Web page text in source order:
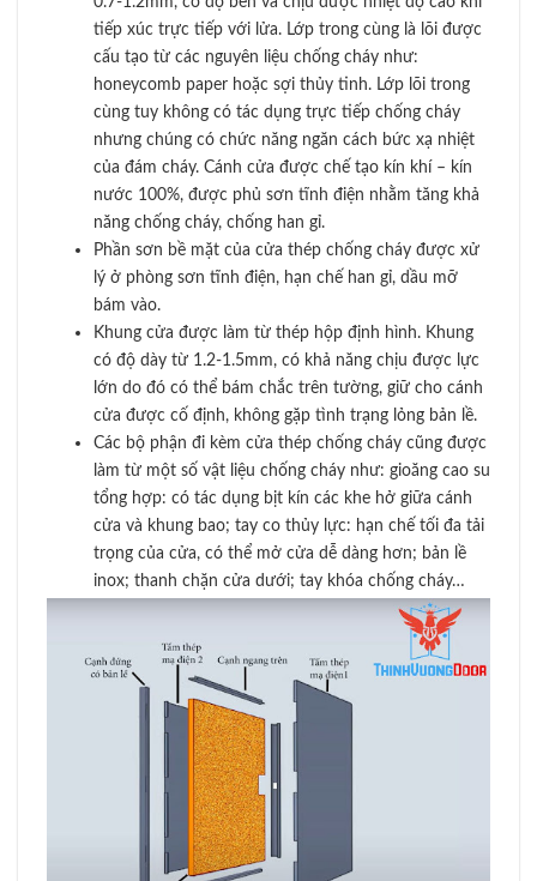
tiếp xúc trực tiếp với lửa. Lớp trong cùng là lõi được
cấu tạo từ các nguyên liệu chống cháy như:
honeycomb paper hoặc sợi thủy tinh. Lớp lõi trong
cùng tuy không có tác dụng trực tiếp chống cháy
nhưng chúng có chức năng ngăn cách bức xạ nhiệt
của đám cháy. Cánh cửa được chế tạo kín khí – kín
nước 100%, được phủ sơn tĩnh điện nhằm tăng khả
năng chống cháy, chống han gỉ.
Phần sơn bề mặt của cửa thép chống cháy được xử
lý ở phòng sơn tĩnh điện, hạn chế han gỉ, dầu mỡ
bám vào.
Khung cửa được làm từ thép hộp định hình. Khung
có độ dày từ 1.2-1.5mm, có khả năng chịu được lực
lớn do đó có thể bám chắc trên tường, giữ cho cánh
cửa được cố định, không gặp tình trạng lỏng bản lề.
Các bộ phận đi kèm cửa thép chống cháy cũng được
làm từ một số vật liệu chống cháy như: gioăng cao su
tổng hợp: có tác dụng bịt kín các khe hở giữa cánh
cửa và khung bao; tay co thủy lực: hạn chế tối đa tải
trọng của cửa, có thể mở cửa dễ dàng hơn; bản lề
inox; thanh chặn cửa dưới; tay khóa chống cháy…